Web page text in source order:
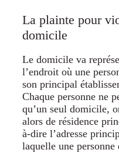
La plainte pour
domicile
Le domicile va
l’endroit où une
son principal
Chaque personne ne
qu’un seul domicile,
alors de résidence
à-dire l’adresse
laquelle une personne